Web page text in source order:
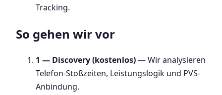
Tracking.
So gehen wir vor
1 — Discovery (kostenlos)— Wir analysieren
Telefon-Stoßzeiten, Leistungslogik und PVS-
Anbindung.